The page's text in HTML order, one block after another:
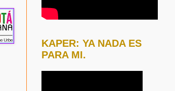
KAPER: YA NADA ES
PARA MI.